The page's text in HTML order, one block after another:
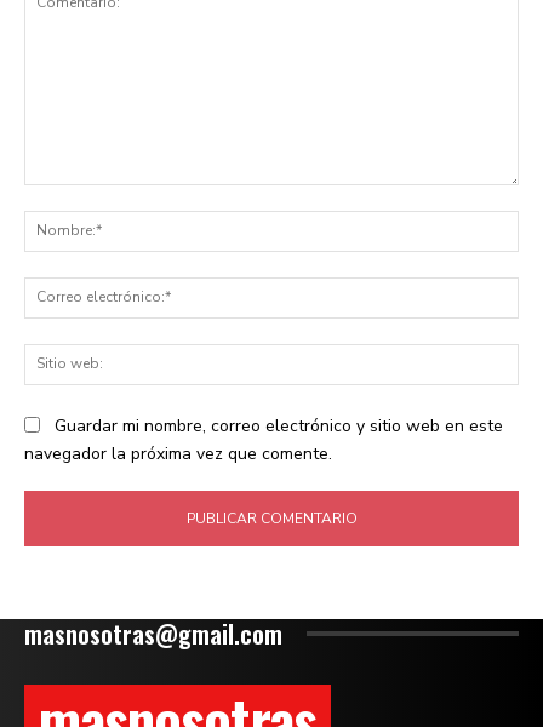
Guardar mi nombre, correo electrónico y sitio web en este
navegador la próxima vez que comente.
masnosotras@gmail.com